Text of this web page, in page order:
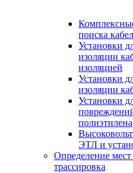
поиска
Установки
изоляции
изоляцией
Установки
изоляции
Установки
полиэтилена
ЭТЛ и
Определение
трассировка